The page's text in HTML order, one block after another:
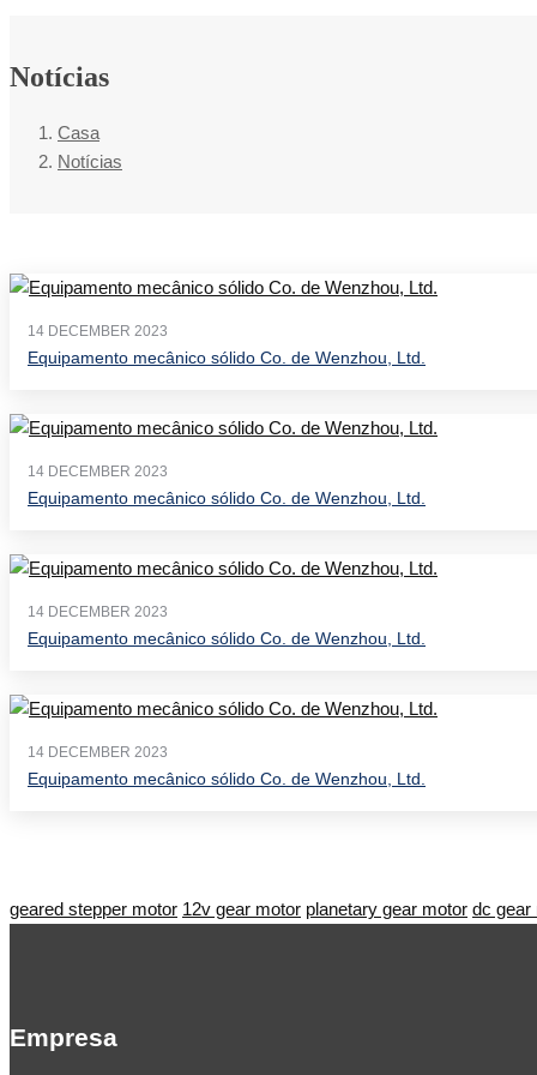
Notícias
Casa
Notícias
14 DECEMBER 2023
Equipamento mecânico sólido Co. de Wenzhou, Ltd.
14 DECEMBER 2023
Equipamento mecânico sólido Co. de Wenzhou, Ltd.
14 DECEMBER 2023
Equipamento mecânico sólido Co. de Wenzhou, Ltd.
14 DECEMBER 2023
Equipamento mecânico sólido Co. de Wenzhou, Ltd.
geared stepper motor 12v gear motor planetary gear motor dc gear
Empresa